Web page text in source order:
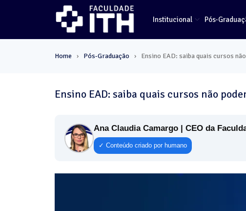
Institucional Pós-
Home › Pós-Graduação › Ensino EAD: saiba quais cursos
Ensino EAD: saiba quais cursos não
Ana Claudia Camargo | CEO da
✓ Conteúdo criado por humano